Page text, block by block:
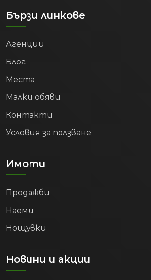
Бързи линкове
Агенции
Блог
Места
Малки обяви
Контакти
Условия за ползване
Имоти
Продажби
Наеми
Нощувки
Новини и акции